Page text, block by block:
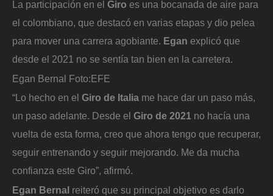
La participación en el Giro es una bocanada de aire para
el colombiano, que destacó en varias etapas y dio pelea
para mover una carrera agobiante. Egan explicó que
desde el 2021 no se sentía tan bien en la carretera.
Egan Bernal Foto:EFE
“Lo hecho en el Giro de Italia me hace dar un paso más,
un paso adelante. Desde el Giro de 2021 no hacía una
vuelta de esta forma, creo que ahora tengo que recuperar,
seguir entrenando y seguir mejorando. Me da mucha
confianza este Giro”, afirmó.
Egan Bernal reiteró que su principal objetivo es darlo